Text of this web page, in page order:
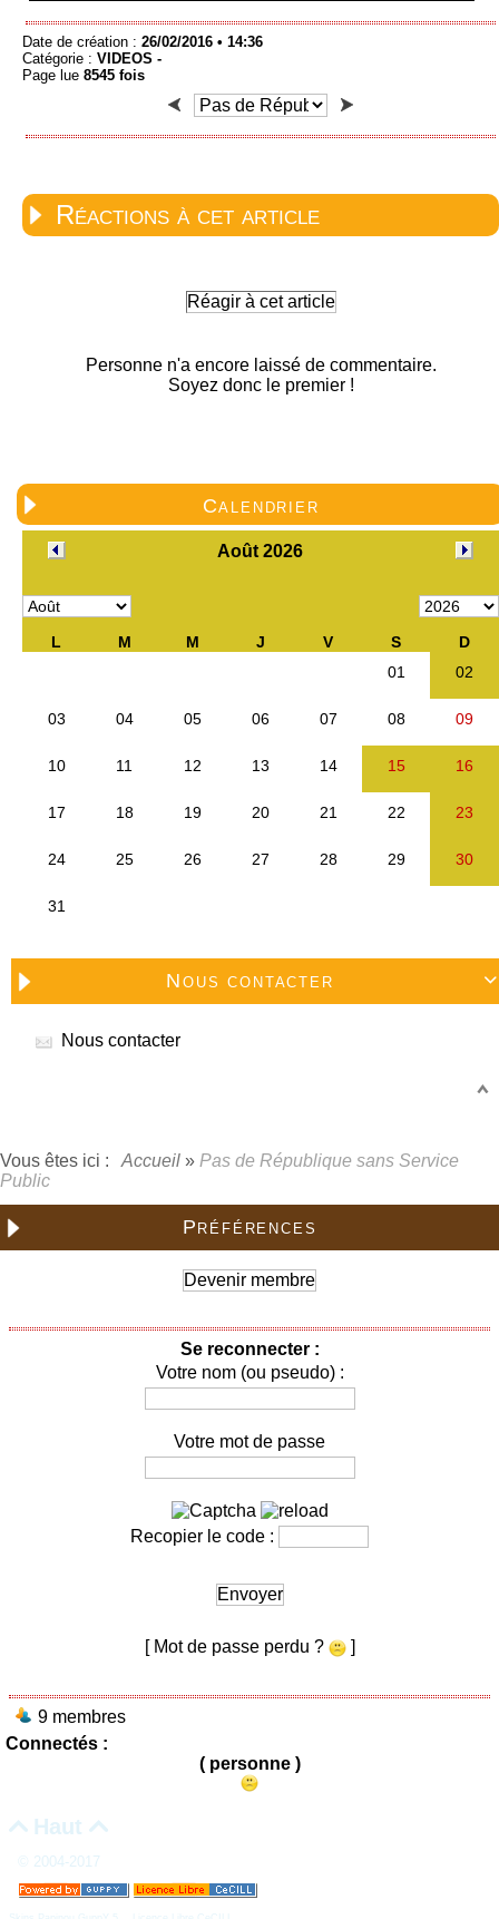
Date de création : 26/02/2016 • 14:36
Catégorie : VIDEOS -
Page lue 8545 fois
Réactions à cet article
Réagir à cet article
Personne n'a encore laissé de commentaire.
Soyez donc le premier !
Calendrier

Nous contacter
Nous contacter
Vous êtes ici : Accueil » Pas de République sans Service
Public
Préférences
Devenir membre
Se reconnecter :
Votre nom (ou pseudo) :
Votre mot de passe
Recopier le code :
Envoyer
[ Mot de passe perdu ? ]
9 membres
Connectés :
( personne )
Haut 
© 2004-2017